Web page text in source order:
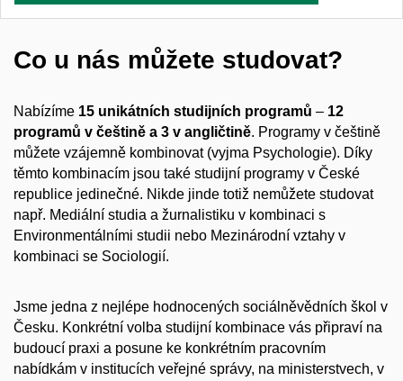
Co u nás můžete studovat?
Nabízíme 15 unikátních studijních programů – 12
programů v češtině a 3 v angličtině. Programy v češtině
můžete vzájemně kombinovat (vyjma Psychologie). Díky
těmto kombinacím jsou také studijní programy v České
republice jedinečné. Nikde jinde totiž nemůžete studovat
např. Mediální studia a žurnalistiku v kombinaci s
Environmentálními studii nebo Mezinárodní vztahy v
kombinaci se Sociologií.
Jsme jedna z nejlépe hodnocených sociálněvědních škol v
Česku. Konkrétní volba studijní kombinace vás připraví na
budoucí praxi a posune ke konkrétním pracovním
nabídkám v institucích veřejné správy, na ministerstvech, v